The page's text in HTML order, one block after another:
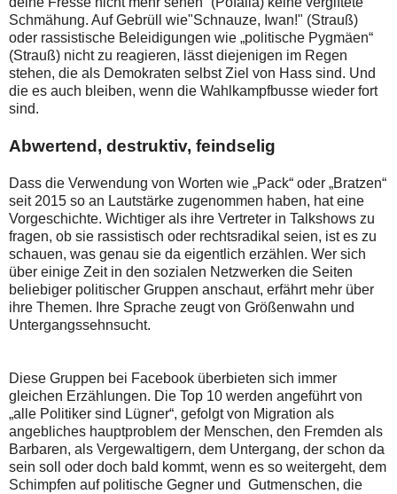
Schmähung. Auf Gebrüll wie"Schnauze, Iwan!" (Strauß)
oder rassistische Beleidigungen wie „politische Pygmäen“
(Strauß) nicht zu reagieren, lässt diejenigen im Regen
stehen, die als Demokraten selbst Ziel von Hass sind. Und
die es auch bleiben, wenn die Wahlkampfbusse wieder fort
sind.
Abwertend, destruktiv, feindselig
Dass die Verwendung von Worten wie „Pack“ oder „Bratzen“
seit 2015 so an Lautstärke zugenommen haben, hat eine
Vorgeschichte. Wichtiger als ihre Vertreter in Talkshows zu
fragen, ob sie rassistisch oder rechtsradikal seien, ist es zu
schauen, was genau sie da eigentlich erzählen. Wer sich
über einige Zeit in den sozialen Netzwerken die Seiten
beliebiger politischer Gruppen anschaut, erfährt mehr über
ihre Themen. Ihre Sprache zeugt von Größenwahn und
Untergangssehnsucht.
Diese Gruppen bei Facebook überbieten sich immer
gleichen Erzählungen. Die Top 10 werden angeführt von
„alle Politiker sind Lügner“, gefolgt von Migration als
angebliches hauptproblem der Menschen, den Fremden als
Barbaren, als Vergewaltigern, dem Untergang, der schon da
sein soll oder doch bald kommt, wenn es so weitergeht, dem
Schimpfen auf politische Gegner und Gutmenschen, die